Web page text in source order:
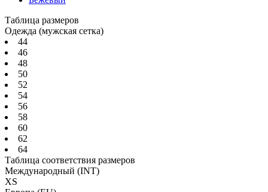
Таблица размеров
Одежда (мужская сетка)
44
46
48
50
52
54
56
58
60
62
64
Таблица соответствия размеров
Международный (INT)
XS